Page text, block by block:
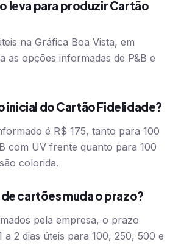
leva para produzir Cartão
na Gráfica Boa Vista, em
as opções informadas de P&B e
inicial do Cartão Fidelidade?
é R$ 175, tanto para 100
com UV frente quanto para 100
colorida.
cartões muda o prazo?
pela empresa, o prazo
a 2 dias úteis para 100, 250, 500 e